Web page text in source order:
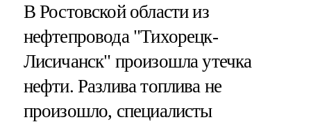
В Ростовской области из
нефтепровода "Тихорецк-
Лисичанск" произошла утечка
нефти. Разлива топлива не
произошло, специалисты